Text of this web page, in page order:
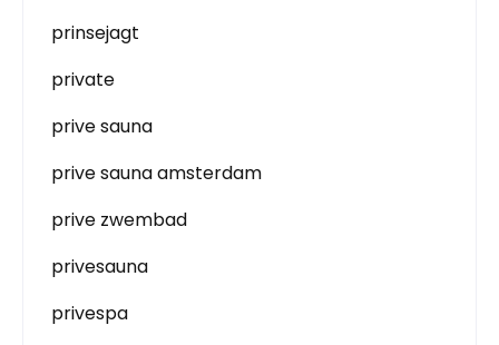
prinsejagt
private
prive sauna
prive sauna amsterdam
prive zwembad
privesauna
privespa